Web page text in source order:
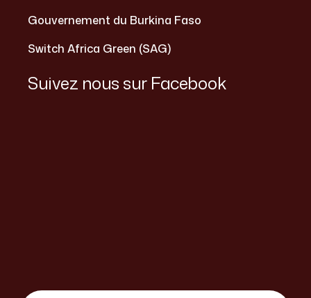
Gouvernement du Burkina Faso
Switch Africa Green (SAG)
Suivez nous sur Facebook